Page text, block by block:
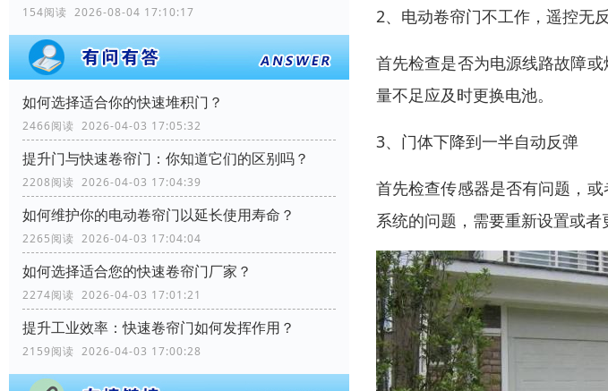
154阅读 2026-08-04 17:10:17
如何选择适合你的快速堆积门？
2466阅读 2026-04-03 17:05:32
提升门与快速卷帘门：你知道它们的区别吗？
2208阅读 2026-04-03 17:04:39
如何维护你的电动卷帘门以延长使用寿命？
2265阅读 2026-04-03 17:04:04
如何选择适合您的快速卷帘门厂家？
2274阅读 2026-04-03 17:01:21
提升工业效率：快速卷帘门如何发挥作用？
2159阅读 2026-04-03 17:00:28
2、电动卷帘门不工作，遥控无
首先检查是否为电源线路故障
量不足应及时更换电池。
3、门体下降到一半自动反弹
首先检查传感器是否有问题，
系统的问题，需要重新设置或者